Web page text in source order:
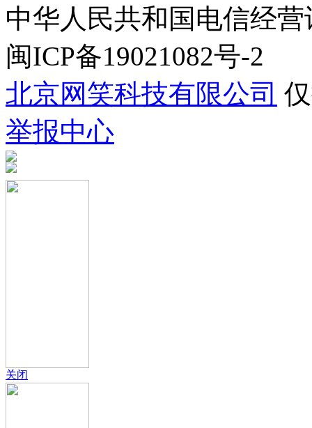
中华人民共和国电信经营
闽ICP备19021082号-2
北京网笑科技有限公司
举报中心
关闭